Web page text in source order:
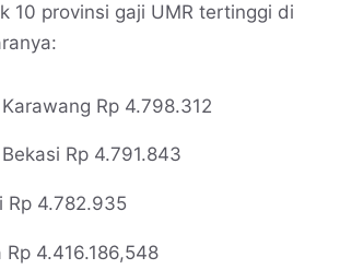
10 provinsi gaji UMR tertinggi di
Rp 4.798.312
Rp 4.791.843
Rp 4.782.935
Rp 4.416.186,548